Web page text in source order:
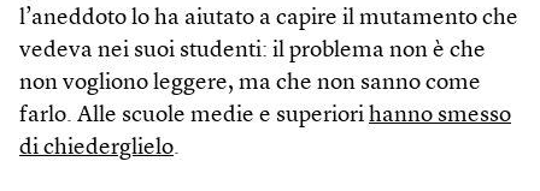
l’aneddoto lo ha aiutato a capire il mutamento che
vedeva nei suoi studenti: il problema non è che
non vogliono leggere, ma che non sanno come
farlo. Alle scuole medie e superiori hanno smesso
di chiederglielo.